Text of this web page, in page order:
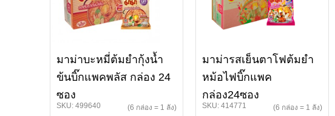
มาม่าบะหมี่ต้มยำกุ้งน้ำ
ข้นบิ๊กแพคพลัส กล่อง 24
ซอง
SKU: 499640 (6 กล่อง = 1 ลัง)
มาม่ารสเย็นตาโฟต้มยำ
หม้อไฟบิ๊กแพค
กล่อง24ซอง
SKU: 414771 (6 กล่อง = 1 ลัง)